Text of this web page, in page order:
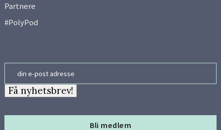
Partnere
#PolyPod
Bli medlem
Få nyhetsbrev!